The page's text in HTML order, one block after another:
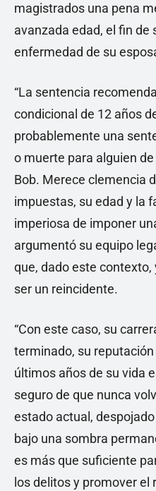
magistrados una pena
avanzada edad, el fin de
enfermedad de su
“La sentencia
condicional de 12 años
probablemente una
o muerte para alguien
Bob. Merece clemencia
impuestas, su edad y la
imperiosa de imponer
argumentó su equipo
que, dado este
ser un reincidente.
“Con este caso, su
terminado, su
últimos años de su vida
seguro de que nunca
estado actual,
bajo una sombra
es más que suficiente
los delitos y promover el